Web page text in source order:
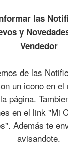
las
y
Vendedor
de las
un icono en
página.
en el link "Mi
Además te
avisandote.